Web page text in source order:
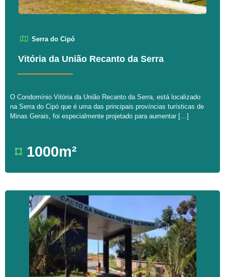
Serra do Cipó
Vitória da União Recanto da Serra
O Condomínio Vitória da União Recanto da Serra, está localizado
na Serra do Cipó que é uma das principais províncias turísticas de
Minas Gerais, foi especialmente projetado para aumentar […]
1000m²